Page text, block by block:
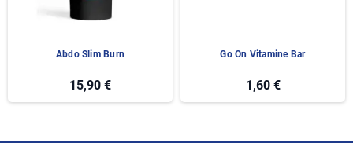
Abdo Slim Burn
15,90 €
Go On Vitamine Bar
1,60 €